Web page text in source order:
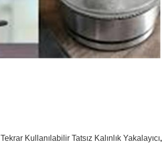
Tekrar Kullanılabilir Tatsız Kalınlık Yakalayıcı,